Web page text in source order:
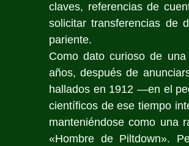
claves, referencias de
solicitar transferencias de
pariente.
Como dato curioso de
años, después de
hallados en 1912 —en el
científicos de ese tiempo
manteniéndose como una
«Hombre de Piltdown».